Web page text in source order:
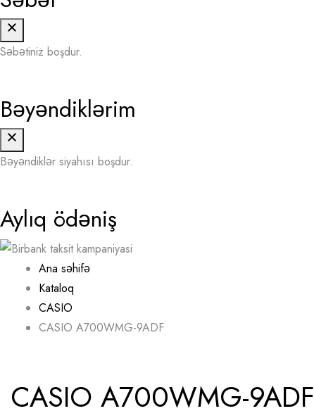
Səbətiniz boşdur.
Bəyəndiklərim
Bəyəndiklər siyahısı boşdur.
Aylıq ödəniş
Ana səhifə
Kataloq
CASIO
CASIO A700WMG-9ADF
CASIO A700WMG-9ADF